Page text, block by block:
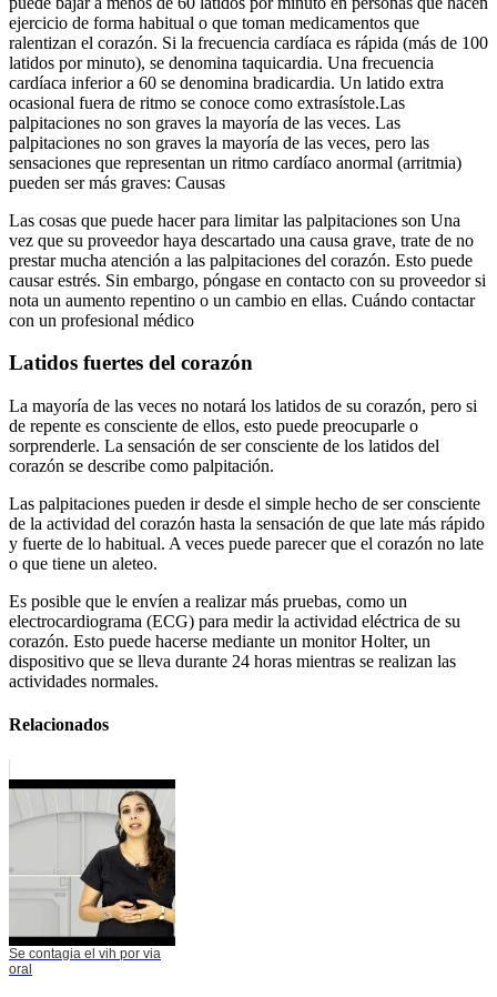
ejercicio de forma habitual o que toman medicamentos que
ralentizan el corazón. Si la frecuencia cardíaca es rápida (más de 100
latidos por minuto), se denomina taquicardia. Una frecuencia
cardíaca inferior a 60 se denomina bradicardia. Un latido extra
ocasional fuera de ritmo se conoce como extrasístole.Las
palpitaciones no son graves la mayoría de las veces. Las
palpitaciones no son graves la mayoría de las veces, pero las
sensaciones que representan un ritmo cardíaco anormal (arritmia)
pueden ser más graves: Causas
Las cosas que puede hacer para limitar las palpitaciones son Una
vez que su proveedor haya descartado una causa grave, trate de no
prestar mucha atención a las palpitaciones del corazón. Esto puede
causar estrés. Sin embargo, póngase en contacto con su proveedor si
nota un aumento repentino o un cambio en ellas. Cuándo contactar
con un profesional médico
Latidos fuertes del corazón
La mayoría de las veces no notará los latidos de su corazón, pero si
de repente es consciente de ellos, esto puede preocuparle o
sorprenderle. La sensación de ser consciente de los latidos del
corazón se describe como palpitación.
Las palpitaciones pueden ir desde el simple hecho de ser consciente
de la actividad del corazón hasta la sensación de que late más rápido
y fuerte de lo habitual. A veces puede parecer que el corazón no late
o que tiene un aleteo.
Es posible que le envíen a realizar más pruebas, como un
electrocardiograma (ECG) para medir la actividad eléctrica de su
corazón. Esto puede hacerse mediante un monitor Holter, un
dispositivo que se lleva durante 24 horas mientras se realizan las
actividades normales.
Relacionados
Se contagia el vih por via
oral